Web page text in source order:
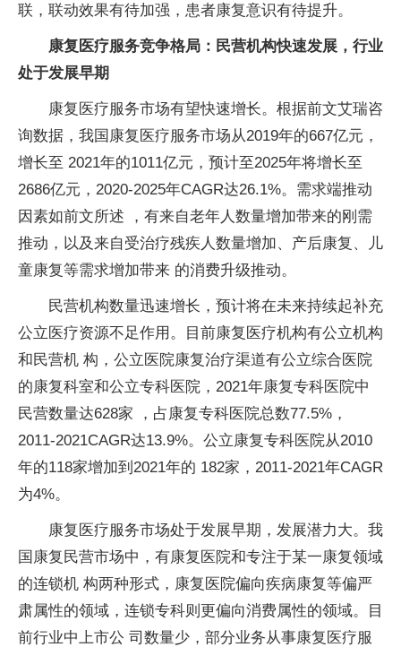
联，联动效果有待加强，患者康复意识有待提升。
康复医疗服务竞争格局：民营机构快速发展，行业
处于发展早期
康复医疗服务市场有望快速增长。根据前文艾瑞咨
询数据，我国康复医疗服务市场从2019年的667亿元，
增长至 2021年的1011亿元，预计至2025年将增长至
2686亿元，2020-2025年CAGR达26.1%。需求端推动
因素如前文所述 ，有来自老年人数量增加带来的刚需
推动，以及来自受治疗残疾人数量增加、产后康复、儿
童康复等需求增加带来 的消费升级推动。
民营机构数量迅速增长，预计将在未来持续起补充
公立医疗资源不足作用。目前康复医疗机构有公立机构
和民营机 构，公立医院康复治疗渠道有公立综合医院
的康复科室和公立专科医院，2021年康复专科医院中
民营数量达628家 ，占康复专科医院总数77.5%，
2011-2021CAGR达13.9%。公立康复专科医院从2010
年的118家增加到2021年的 182家，2011-2021年CAGR
为4%。
康复医疗服务市场处于发展早期，发展潜力大。我
国康复民营市场中，有康复医院和专注于某一康复领域
的连锁机 构两种形式，康复医院偏向疾病康复等偏严
肃属性的领域，连锁专科则更偏向消费属性的领域。目
前行业中上市公 司数量少，部分业务从事康复医疗服